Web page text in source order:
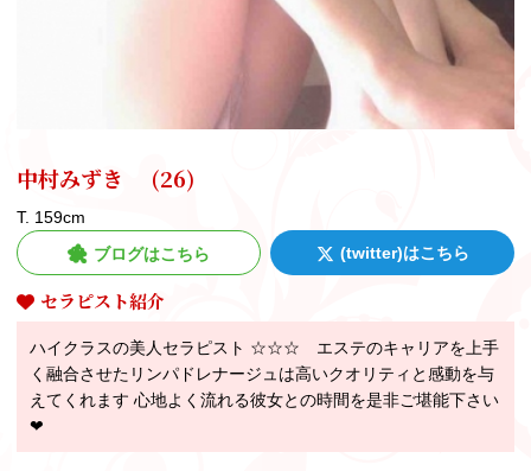
中村みずき (26)
T. 159cm
ブログはこちら
(twitter)はこちら
セラピスト紹介
ハイクラスの美人セラピスト ☆☆☆ エステのキャリアを上手
く融合させたリンパドレナージュは高いクオリティと感動を与
えてくれます 心地よく流れる彼女との時間を是非ご堪能下さい
❤